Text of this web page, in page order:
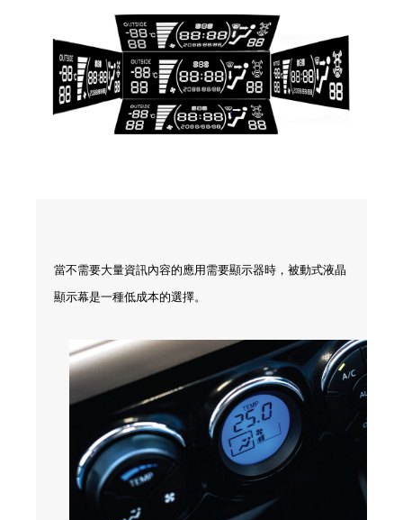
當不需要大量資訊內容的應用需要顯示器時，被動式液晶
顯示幕是一種低成本的選擇。